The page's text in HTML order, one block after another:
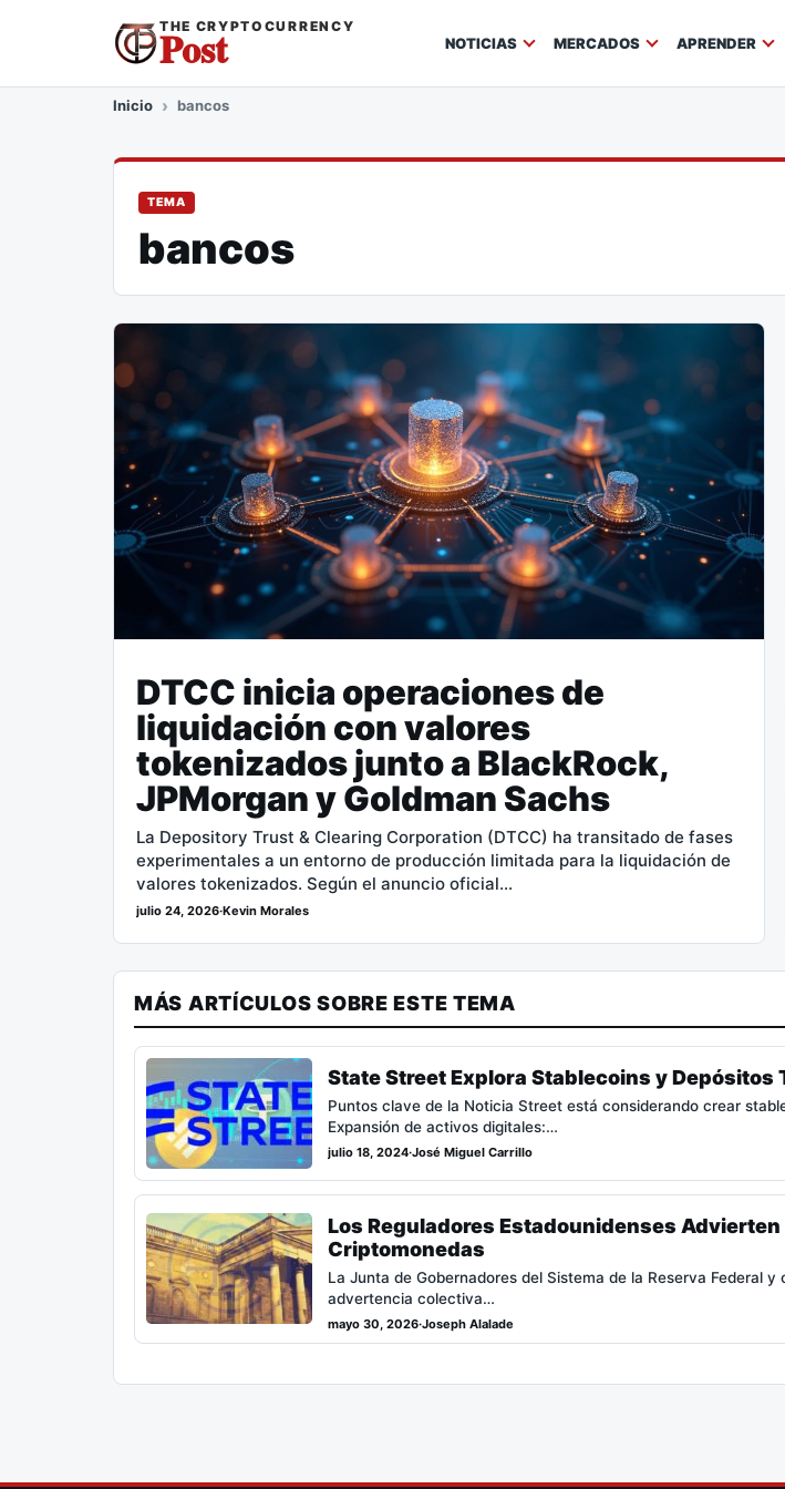
THE CRYPTOCURRENCY
Post NOTICIAS MERCADOS APRENDER
Inicio bancos
TEMA
bancos
DTCC inicia operaciones de
liquidación con valores
tokenizados junto a BlackRock,
JPMorgan y Goldman Sachs
La Depository Trust & Clearing Corporation (DTCC) ha transitado de fases
experimentales a un entorno de producción limitada para la liquidación de
valores tokenizados. Según el anuncio oficial…
julio 24, 2026·Kevin Morales
MÁS ARTÍCULOS SOBRE ESTE TEMA
State Street Explora Stablecoins y Depósitos
Puntos clave de la Noticia Street está considerando crear
Expansión de activos digitales:…
julio 18, 2024·José Miguel Carrillo
Los Reguladores Estadounidenses
Criptomonedas
La Junta de Gobernadores del Sistema de la Reserva Federal
advertencia colectiva…
mayo 30, 2026·Joseph Alalade